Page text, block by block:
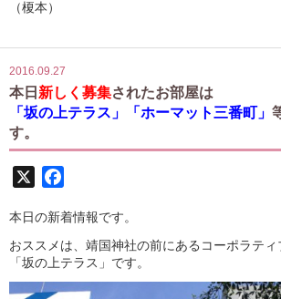
（榎本）
2016.09.27
本日 新しく募集されたお部屋は
「坂の上テラス」「ホーマット三番町」
す。
本日の新着情報です。
おススメは、靖国神社の前にあるコーポラティ
「坂の上テラス」です。